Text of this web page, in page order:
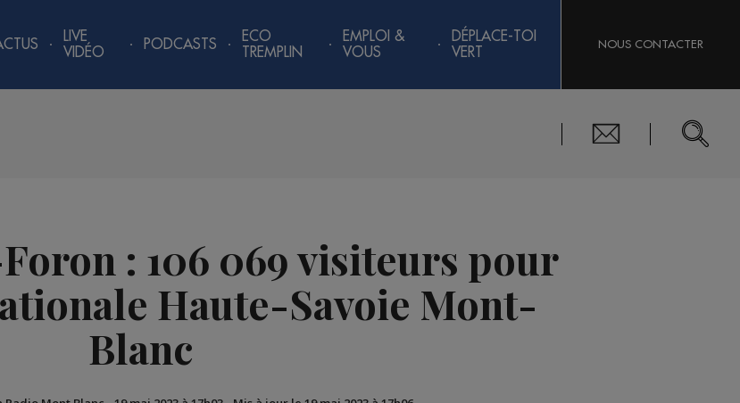
LIVE
VIDÉO
PODCASTS
ECO
TREMPLIN
EMPLOI &
VOUS
DÉPLACE-TOI
VERT
NOUS CONTACTER
: 106 069 visiteurs pour
Haute-Savoie Mont-
Blanc